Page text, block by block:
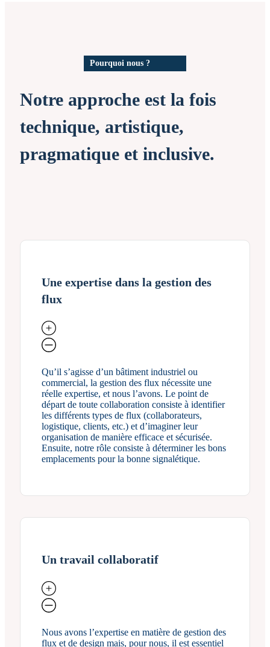
Pourquoi nous ?
Notre approche est la fois
technique, artistique,
pragmatique et inclusive.
Une expertise dans la gestion des
flux
Qu’il s’agisse d’un bâtiment industriel ou
commercial, la gestion des flux nécessite une
réelle expertise, et nous l’avons. Le point de
départ de toute collaboration consiste à identifier
les différents types de flux (collaborateurs,
logistique, clients, etc.) et d’imaginer leur
organisation de manière efficace et sécurisée.
Ensuite, notre rôle consiste à déterminer les bons
emplacements pour la bonne signalétique.
Un travail collaboratif
Nous avons l’expertise en matière de gestion des
flux et de design mais, pour nous, il est essentiel